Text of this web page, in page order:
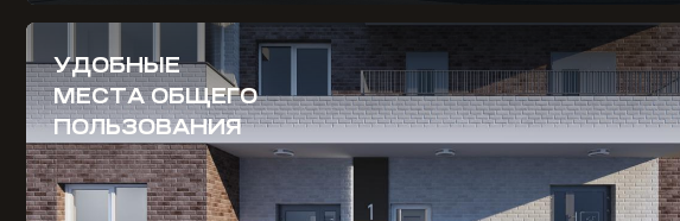
УДОБНЫЕ
МЕСТА ОБЩЕГО
ПОЛЬЗОВАНИЯ